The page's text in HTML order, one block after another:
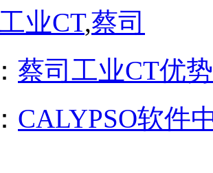
业CT,蔡司
蔡司工业CT优势
CALYPSO软件